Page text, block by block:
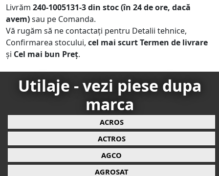
Livrăm 240-1005131-3din stoc (în 24 de ore, dacă
avem)sau pe Comanda.
Vă rugăm să ne contactați pentru Detalii tehnice,
Confirmarea stocului, cel mai scurt Termen de livrare
și Cel mai bun Preț.
Utilaje - vezi piese dupa
marca
ACROS
ACTROS
AGCO
AGROSAT